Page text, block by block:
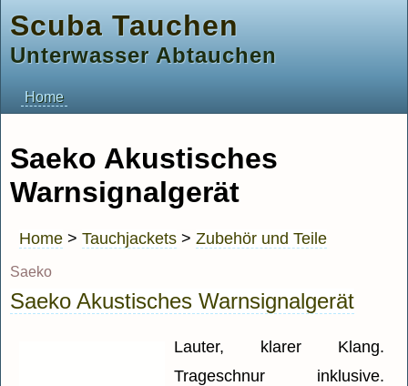
Scuba Tauchen
Unterwasser Abtauchen
Home
Saeko Akustisches
Warnsignalgerät
Home > Tauchjackets > Zubehör und Teile
Saeko
Saeko Akustisches Warnsignalgerät
Lauter, klarer Klang.
Trageschnur inklusive.